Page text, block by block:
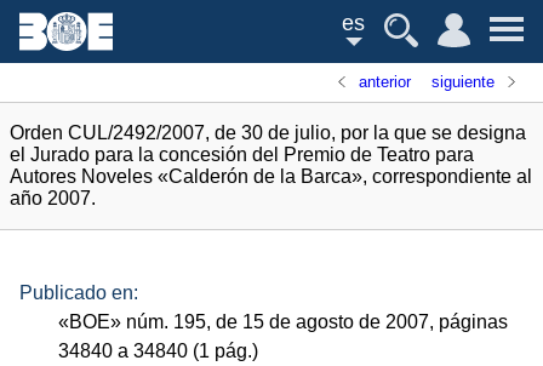
es
anterior siguiente
Orden CUL/2492/2007, de 30 de julio, por la que se designa
el Jurado para la concesión del Premio de Teatro para
Autores Noveles «Calderón de la Barca», correspondiente al
año 2007.
Publicado en:
«BOE» núm. 195, de 15 de agosto de 2007, páginas
34840 a 34840 (1 pág.)